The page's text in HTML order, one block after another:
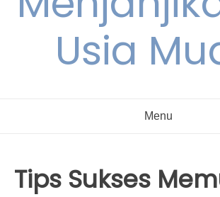
Usia
Menu
Tips Sukses